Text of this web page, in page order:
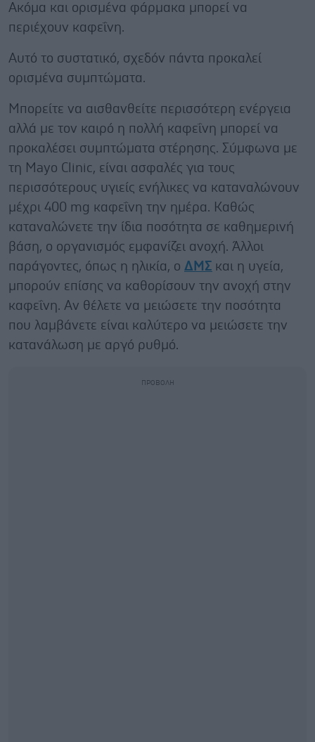
Ακόμα και ορισμένα φάρμακα μπορεί να
περιέχουν καφεΐνη.
Αυτό το συστατικό, σχεδόν πάντα προκαλεί
ορισμένα συμπτώματα.
Μπορείτε να αισθανθείτε περισσότερη ενέργεια
αλλά με τον καιρό η πολλή καφεΐνη μπορεί να
προκαλέσει συμπτώματα στέρησης. Σύμφωνα με
τη Mayo Clinic, είναι ασφαλές για τους
περισσότερους υγιείς ενήλικες να καταναλώνουν
μέχρι 400 mg καφεΐνη την ημέρα. Καθώς
καταναλώνετε την ίδια ποσότητα σε καθημερινή
βάση, ο οργανισμός εμφανίζει ανοχή. Άλλοι
παράγοντες, όπως η ηλικία, ο ΔΜΣ και η υγεία,
μπορούν επίσης να καθορίσουν την ανοχή στην
καφεΐνη. Αν θέλετε να μειώσετε την ποσότητα
που λαμβάνετε είναι καλύτερο να μειώσετε την
κατανάλωση με αργό ρυθμό.